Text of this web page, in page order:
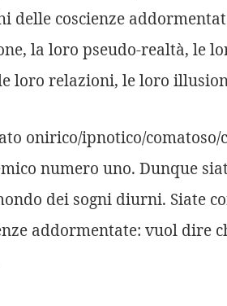
delle coscienze
la loro pseudo-realtà, le
loro relazioni, le loro
onirico/ipnotico/comatoso/
numero uno. Dunque
dei sogni diurni. Siate
addormentate: vuol dire